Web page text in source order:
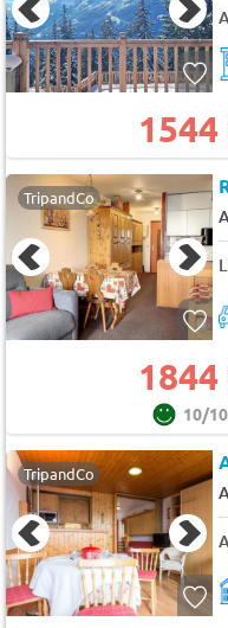
1544
TripandCo
1844
10/10
TripandCo